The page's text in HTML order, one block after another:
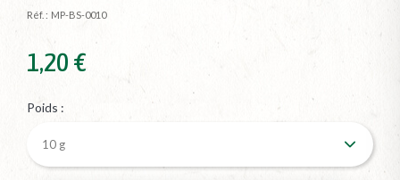
Réf. : MP-BS-0010
1,20 €
Poids :